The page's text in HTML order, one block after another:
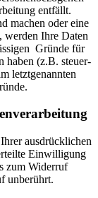
entfällt.
machen oder eine
Ihre Daten
Gründe für
haben (z.B. steuer-
letztgenannten
ausdrücklichen
Einwilligung
zum Widerruf
unberührt.